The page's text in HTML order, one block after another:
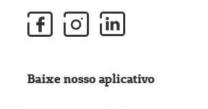
Baixe nosso aplicativo